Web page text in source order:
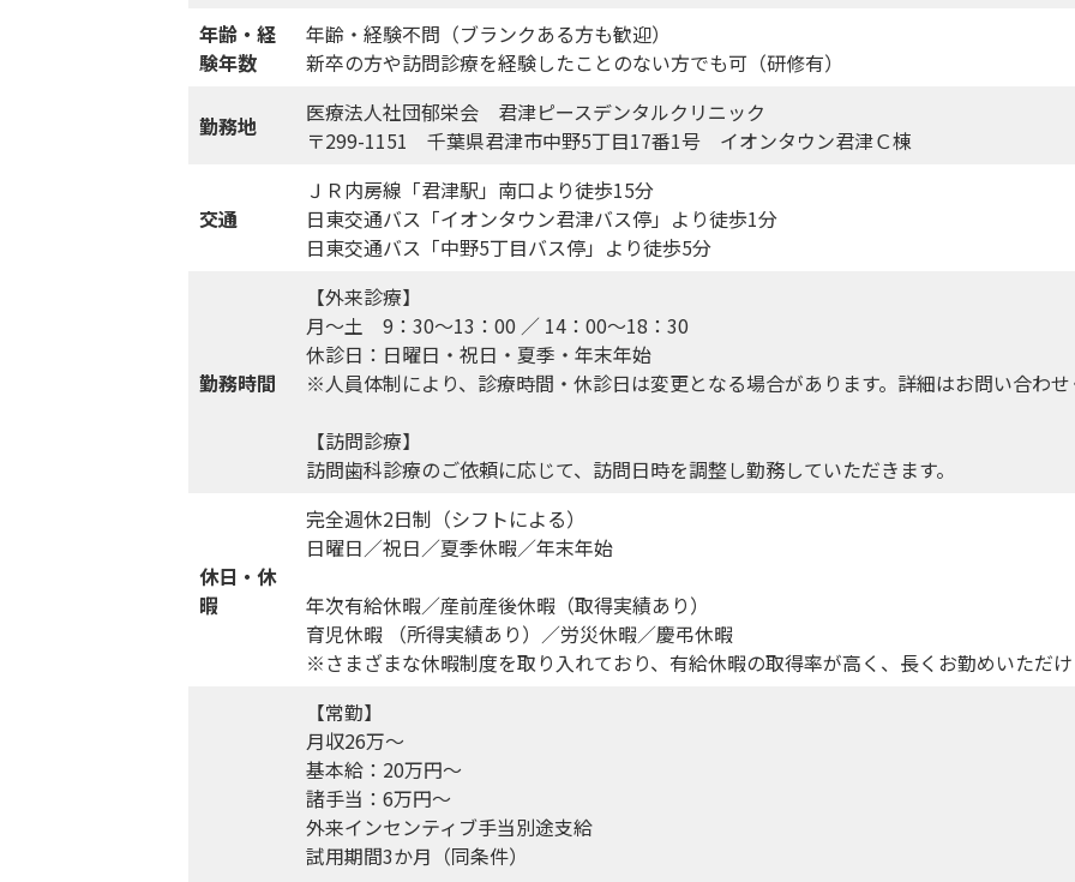
年齢・経
験年数
年齢・経験不問（ブランクある方も歓迎）
新卒の方や訪問診療を経験したことのない方でも可（研修有）
勤務地
医療法人社団郁栄会 君津ピースデンタルクリニック
〒299-1151 千葉県君津市中野5丁目17番1号 イオンタウン君津Ｃ棟
交通
ＪＲ内房線「君津駅」南口より徒歩15分
日東交通バス「イオンタウン君津バス停」より徒歩1分
日東交通バス「中野5丁目バス停」より徒歩5分
勤務時間
【外来診療】
月～土 9：30～13：00 ／ 14：00～18：30
休診日：日曜日・祝日・夏季・年末年始
※人員体制により、診療時間・休診日は変更となる場合があります。詳細はお問い合わせ
【訪問診療】
訪問歯科診療のご依頼に応じて、訪問日時を調整し勤務していただきます。
休日・休
暇
完全週休2日制（シフトによる）
日曜日／祝日／夏季休暇／年末年始
年次有給休暇／産前産後休暇（取得実績あり）
育児休暇 （所得実績あり）／労災休暇／慶弔休暇
※さまざまな休暇制度を取り入れており、有給休暇の取得率が高く、長くお勤めいただ
【常勤】
月収26万～
基本給：20万円～
諸手当：6万円～
外来インセンティブ手当別途支給
試用期間3か月（同条件）